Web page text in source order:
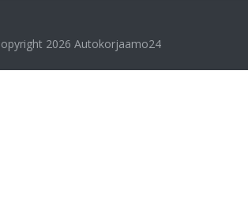
2026 Autokorjaamo24